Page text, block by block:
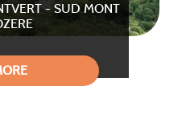
- SUD MONT